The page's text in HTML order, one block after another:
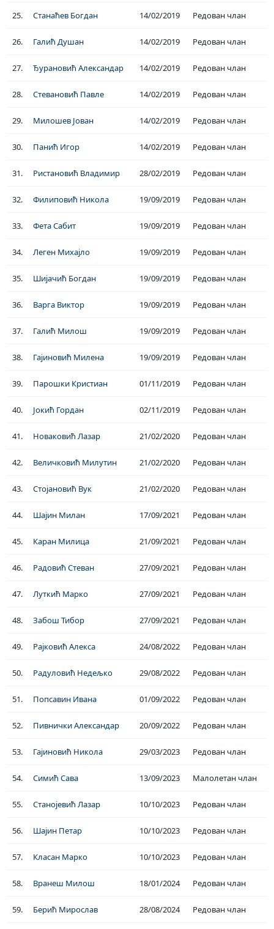
25. Станаћев Богдан 14/02/2019 Редован члан
26. Галић Душан 14/02/2019 Редован члан
27. Ђурановић Александар 14/02/2019 Редован члан
28. Стевановић Павле 14/02/2019 Редован члан
29. Милошев Јован 14/02/2019 Редован члан
30. Панић Игор 14/02/2019 Редован члан
31. Ристановић Владимир 28/02/2019 Редован члан
32. Филиповић Никола 19/09/2019 Редован члан
33. Фета Сабит 19/09/2019 Редован члан
34. Леген Михајло 19/09/2019 Редован члан
35. Шијачић Богдан 19/09/2019 Редован члан
36. Варга Виктор 19/09/2019 Редован члан
37. Галић Милош 19/09/2019 Редован члан
38. Гајиновић Милена 19/09/2019 Редован члан
39. Парошки Кристиан 01/11/2019 Редован члан
40. Јокић Гордан 02/11/2019 Редован члан
41. Новаковић Лазар 21/02/2020 Редован члан
42. Величковић Милутин 21/02/2020 Редован члан
43. Стојановић Вук 21/02/2020 Редован члан
44. Шајин Милан 17/09/2021 Редован члан
45. Каран Милица 21/09/2021 Редован члан
46. Радовић Стеван 27/09/2021 Редован члан
47. Луткић Марко 27/09/2021 Редован члан
48. Забош Тибор 27/09/2021 Редован члан
49. Рајковић Алекса 24/08/2022 Редован члан
50. Радуловић Недељко 29/08/2022 Редован члан
51. Попсавин Ивана 01/09/2022 Редован члан
52. Пивнички Александар 20/09/2022 Редован члан
53. Гајиновић Никола 29/03/2023 Редован члан
54. Симић Сава 13/09/2023 Малолетан члан
55. Станојевић Лазар 10/10/2023 Редован члан
56. Шајин Петар 10/10/2023 Редован члан
57. Класан Марко 10/10/2023 Редован члан
58. Вранеш Милош 18/01/2024 Редован члан
59. Берић Мирослав 28/08/2024 Редован члан